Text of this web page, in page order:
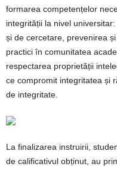
formarea competențelor
integrității la nivel
și de cercetare, prevenirea
practici în comunitatea
respectarea proprietății
ce compromit integritatea și
de integritate.
La finalizarea instruirii,
de calificativul obținut, au